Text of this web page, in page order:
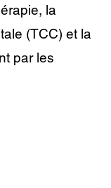
la
(TCC) et la
par les